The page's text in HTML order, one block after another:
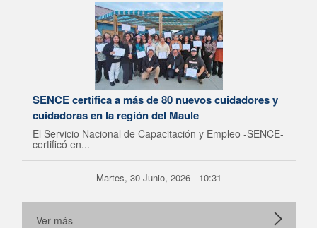
SENCE certifica a más de 80 nuevos cuidadores y
cuidadoras en la región del Maule
El Servicio Nacional de Capacitación y Empleo -SENCE-
certificó en...
Martes, 30 Junio, 2026 - 10:31
Ver más